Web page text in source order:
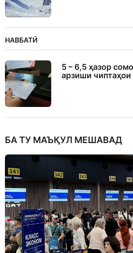
НАВБАТӢ
5 – 6,5 ҳазор
арзиши
БА ТУ МАЪҚУЛ МЕШАВАД